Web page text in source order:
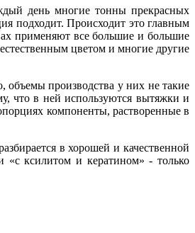
день многие тонны прекрасных
подходит. Происходит это главным
применяют все большие и большие
цветом и многие другие
производства у них не такие
что в ней используются вытяжки и
компоненты, растворенные в
в хорошей и качественной
ксилитом и кератином» - только